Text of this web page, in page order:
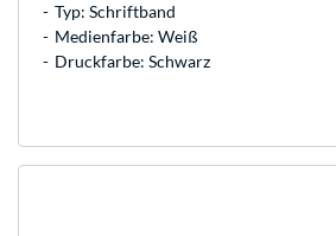
Typ: Schriftband
Medienfarbe: Weiß
Druckfarbe: Schwarz